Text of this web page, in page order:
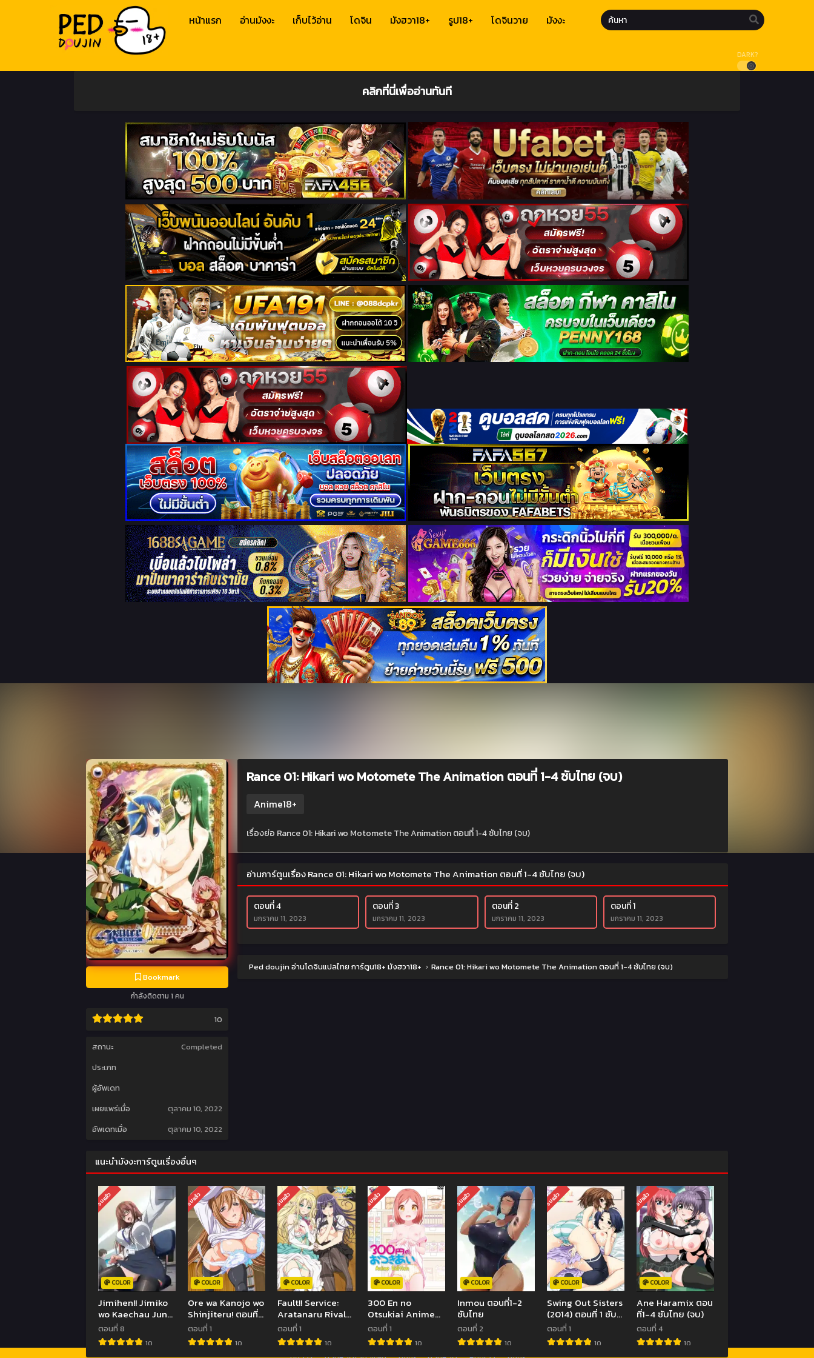
หน้าแรก อ่านมังงะ เก็บไว้อ่าน โดจิน มังฮวา18+ รูป18+ โดจินวาย มังงะ
DARK?
คลิกที่นี่เพื่ออ่านทันที
Bookmark
กำลังติดตาม 1 คน
10
สถานะ
Completed
ประเภท
ผู้อัพเดท
เผยแพร่เมื่อ
ตุลาคม 10, 2022
อัพเดทเมื่อ
ตุลาคม 10, 2022
Rance 01: Hikari wo Motomete The Animation ตอนที่ 1-4 ซับไทย (จบ)
Anime18+
เรื่องย่อ Rance 01: Hikari wo Motomete The Animation ตอนที่ 1-4 ซับไทย (จบ)
อ่านการ์ตูนเรื่อง Rance 01: Hikari wo Motomete The Animation ตอนที่ 1-4 ซับไทย (จบ)
ตอนที่ 4
มกราคม 11, 2023
ตอนที่ 3
มกราคม 11, 2023
ตอนที่ 2
มกราคม 11, 2023
ตอนที่ 1
มกราคม 11, 2023
Ped doujin อ่านโดจินแปลไทย การ์ตูน18+ มังฮวา18+ › Rance 01: Hikari wo Motomete The Animation ตอนที่ 1-4 ซับไทย (จบ)
แนะนำมังงะการ์ตูนเรื่องอื่นๆ
จบแล้ว
COLOR
Jimihen!! Jimiko
wo Kaechau Jun
Isei Kouyuu!! ตอน
ที่1-8 ซับไทย (จบ)
ตอนที่ 8
10
จบแล้ว
COLOR
Ore wa Kanojo wo
Shinjiteru! ตอนที่1
ซับไทย (จบ)
ตอนที่ 1
10
จบแล้ว
COLOR
Fault!! Service:
Aratanaru Rival
ตอนที่ 1 ซับไทย (จบ)
ตอนที่ 1
10
จบแล้ว
COLOR
300 En no
Otsukiai Anime
Edition ตอนที่1 ซับ
ไทย (จบ)
ตอนที่ 1
10
จบแล้ว
COLOR
Inmou ตอนที่1-2
ซับไทย
ตอนที่ 2
10
จบแล้ว
COLOR
Swing Out Sisters
(2014) ตอนที่ 1 ซับ
ไทย (จบ)
ตอนที่ 1
10
จบแล้ว
COLOR
Ane Haramix ตอน
ที่1-4 ซับไทย (จบ)
ตอนที่ 4
10